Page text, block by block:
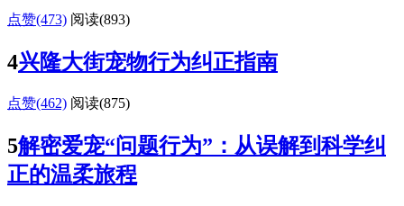
点赞(473) 阅读(893)
4兴隆大街宠物行为纠正指南
点赞(462) 阅读(875)
5解密爱宠“问题行为”：从误解到科学纠
正的温柔旅程